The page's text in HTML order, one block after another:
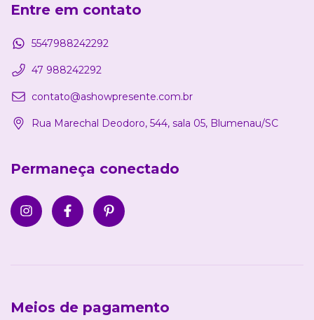
Entre em contato
5547988242292
47 988242292
contato@ashowpresente.com.br
Rua Marechal Deodoro, 544, sala 05, Blumenau/SC
Permaneça conectado
Meios de pagamento